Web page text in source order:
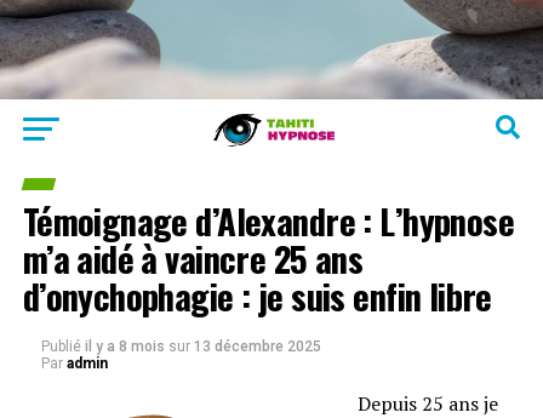
Témoignage d’Alexandre : L’hypnose
m’a aidé à vaincre 25 ans
d’onychophagie : je suis enfin libre
Publié il y a 8 mois sur 13 décembre 2025
Par admin
Depuis 25 ans je